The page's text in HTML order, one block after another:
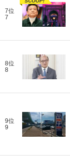
7位
7
8位
8
9位
9